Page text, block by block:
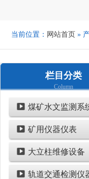
当前位置： 网站首页 »
栏目分类
Column
煤矿水文监测系
矿用仪器仪表
大立柱维修设备
轨道交通检测仪